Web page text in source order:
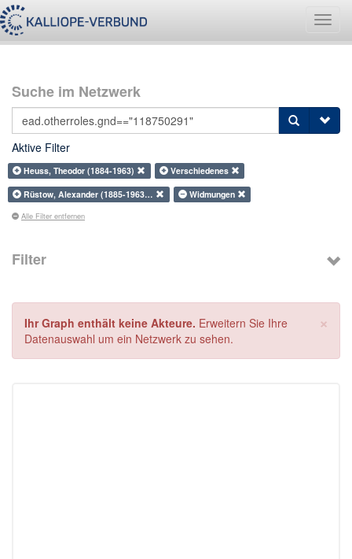
Suche im Netzwerk
Aktive Filter
Heuss, Theodor (1884-1963)
Verschiedenes
Rüstow, Alexander (1885-1963…
Widmungen
Alle Filter entfernen
Filter
×
Ihr Graph enthält keine Akteure. Erweitern Sie Ihre
Datenauswahl um ein Netzwerk zu sehen.